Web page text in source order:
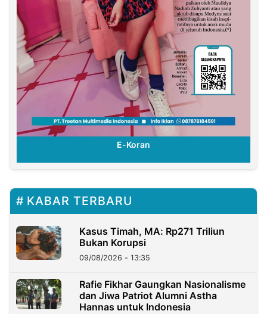
E-Koran
KABAR TERBARU
Kasus Timah, MA: Rp271 Triliun
Bukan Korupsi
09/08/2026 - 13:35
Rafie Fikhar Gaungkan Nasionalisme
dan Jiwa Patriot Alumni Astha
Hannas untuk Indonesia